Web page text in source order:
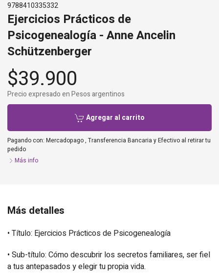
9788410335332
Ejercicios Prácticos de
Psicogenealogía - Anne Ancelin
Schützenberger
$39.900
Precio expresado en Pesos argentinos
Agregar al carrito
Pagando con: Mercadopago, Transferencia Bancaria yEfectivo al retirar tu
pedido
Más info
Más detalles
• Título: Ejercicios Prácticos de Psicogenealogía
• Sub-título: Cómo descubrir los secretos familiares, ser fiel
a tus antepasados y elegir tu propia vida.